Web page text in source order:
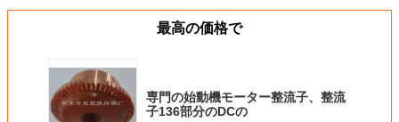
最高の価格で
専門の始動機モーター整流子、整流
子136部分のDCの